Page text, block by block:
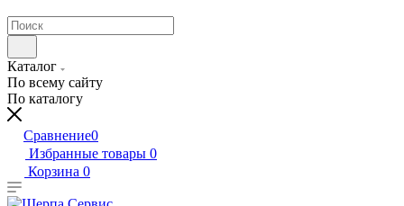
Каталог
По всему сайту
По каталогу
Сравнение0
Избранные товары 0
Корзина 0